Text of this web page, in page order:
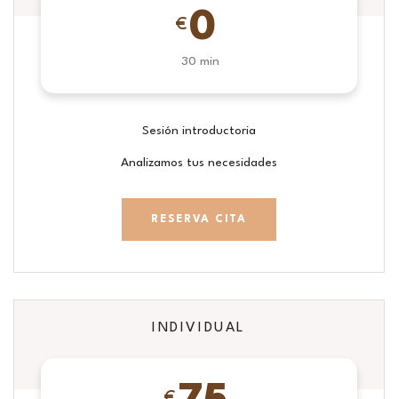
€ 0
30 min
Sesión introductoria
Analizamos tus necesidades
RESERVA CITA
INDIVIDUAL